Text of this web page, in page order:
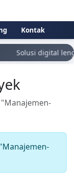
Kontak
Solusi digital